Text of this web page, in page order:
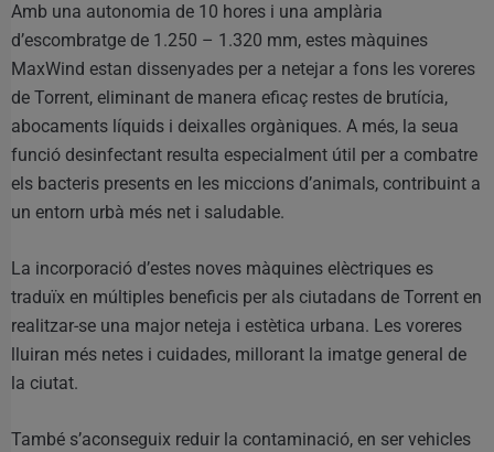
Amb una autonomia de 10 hores i una amplària
d’escombratge de 1.250 – 1.320 mm, estes màquines
MaxWind estan dissenyades per a netejar a fons les voreres
de Torrent, eliminant de manera eficaç restes de brutícia,
abocaments líquids i deixalles orgàniques. A més, la seua
funció desinfectant resulta especialment útil per a combatre
els bacteris presents en les miccions d’animals, contribuint a
un entorn urbà més net i saludable.
La incorporació d’estes noves màquines elèctriques es
traduïx en múltiples beneficis per als ciutadans de Torrent en
realitzar-se una major neteja i estètica urbana. Les voreres
lluiran més netes i cuidades, millorant la imatge general de
la ciutat.
També s’aconseguix reduir la contaminació, en ser vehicles